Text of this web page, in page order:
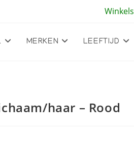
Winkels
MERKEN LEEFTIJD
haar – Rood